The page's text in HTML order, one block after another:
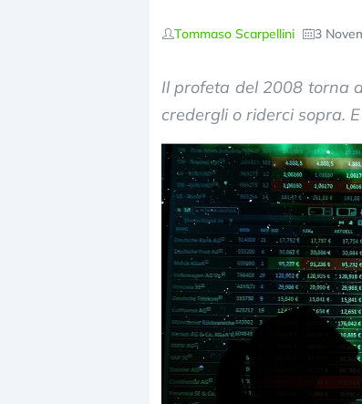
Tommaso Scarpellini 3
Il profeta del 2008 torna
credergli o riderci sopra.